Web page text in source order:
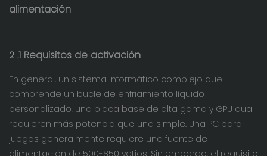
alimentación
2 .1 Requisitos de activación
En general, un sistema informático complejo que
comprende un bucle de enfriamiento líquido
personalizado, una placa base de alta gama y GPU dual
requieren más potencia que una simple. Una PC para
juegos generalmente requiere una fuente de
alimentación de 500-850 vatios. Sin embargo, el requisito